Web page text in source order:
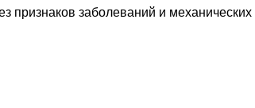
признаков заболеваний и